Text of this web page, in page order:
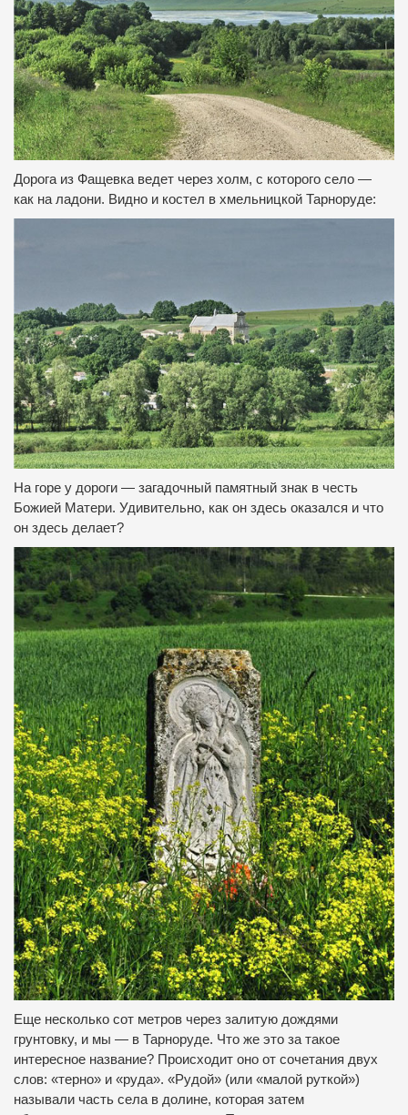
Дорога из Фащевка ведет через холм, с которого село —
как на ладони. Видно и костел в хмельницкой Тарноруде:
На горе у дороги — загадочный памятный знак в честь
Божией Матери. Удивительно, как он здесь оказался и что
он здесь делает?
Еще несколько сот метров через залитую дождями
грунтовку, и мы — в Тарноруде. Что же это за такое
интересное название? Происходит оно от сочетания двух
слов: «терно» и «руда». «Рудой» (или «малой руткой»)
называли часть села в долине, которая затем